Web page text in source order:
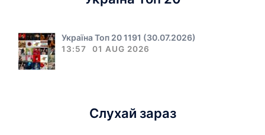
Україна Топ 20 1191 (30.07.2026)
13:57 01 AUG 2026
Слухай зараз